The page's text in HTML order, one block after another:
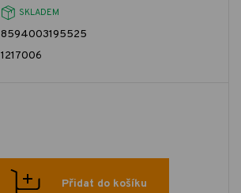
SKLADEM
8594003195525
1217006
Přidat do košíku